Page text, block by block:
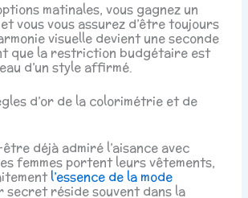
matinales, vous gagnez un
vous vous assurez d’être toujours
visuelle devient une seconde
que la restriction budgétaire est
d’un style affirmé.
d’or de la colorimétrie et de
déjà admiré l’aisance avec
femmes portent leurs vêtements,
l’essence de la mode
secret réside souvent dans la